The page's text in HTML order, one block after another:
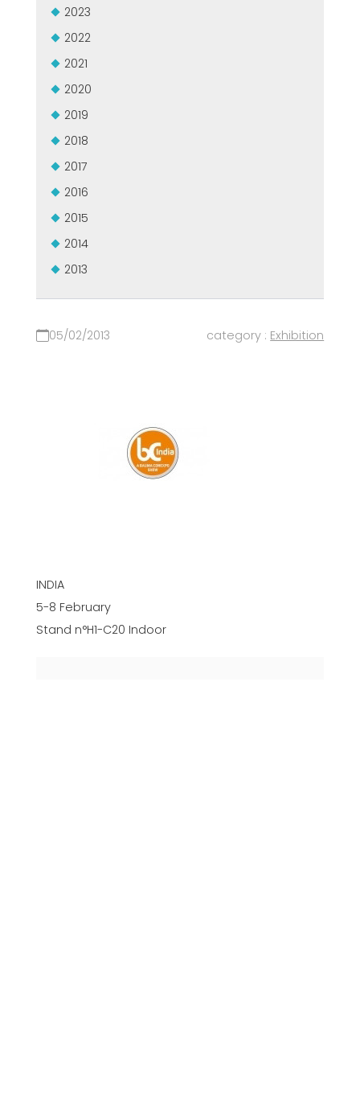
USADO CERTIFICADO MEP GROUP
EFFECTIVE COMMUNICATION
2023
2022
2021
2020
2019
2018
2017
2016
2015
2014
2013
05/02/2013 category : Exhibition
INDIA
5-8 February
Stand n°H1-C20 Indoor